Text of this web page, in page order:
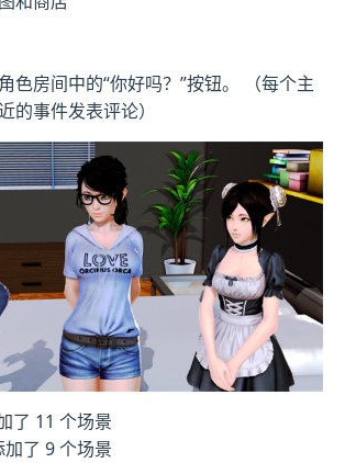
色房间中的“你好吗？”按钮。 （每个主
的事件发表评论）
了 11 个场景
了 9 个场景